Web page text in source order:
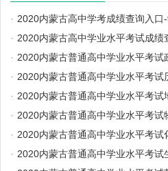
· 2020内蒙古高中学考成绩查询入
· 2020内蒙古高中学业水平考试成绩
· 2020内蒙古普通高中学业水平考试
· 2020内蒙古普通高中学业水平考试
· 2020内蒙古普通高中学业水平考试
· 2020内蒙古普通高中学业水平考试
· 2020内蒙古普通高中学业水平考试
· 2020内蒙古普通高中学业水平考试